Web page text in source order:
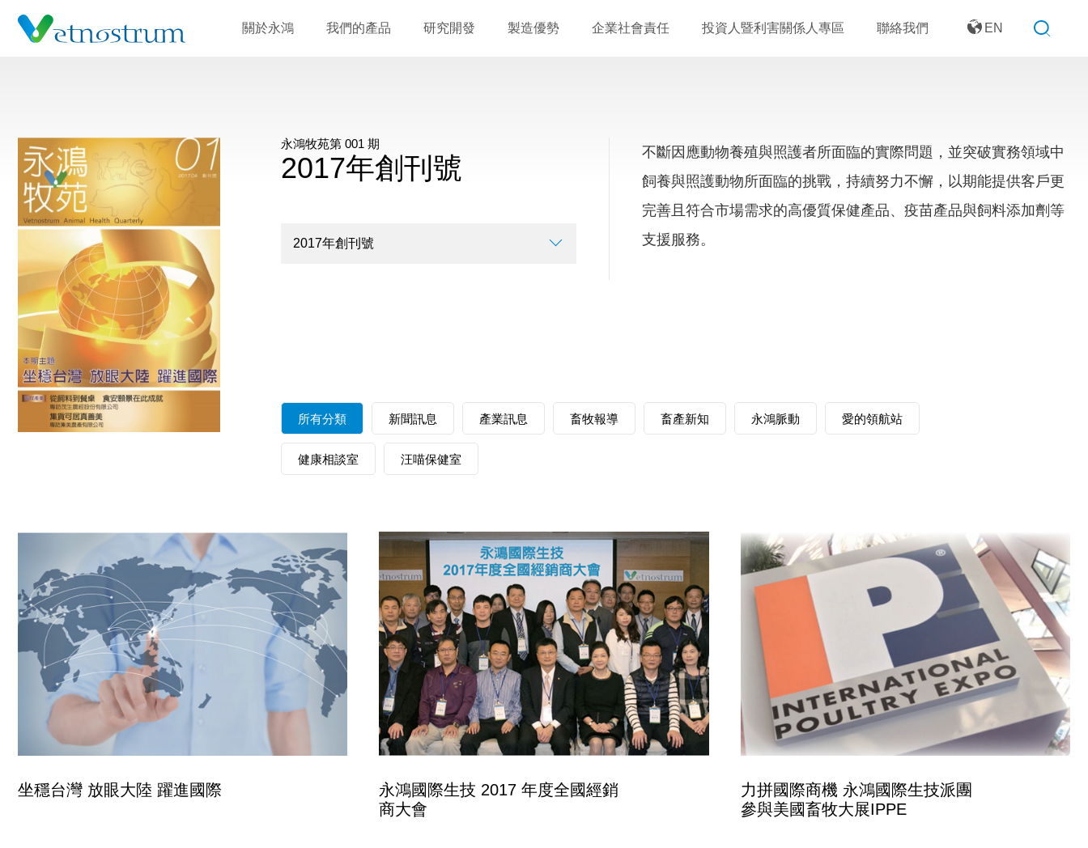
關於永鴻 我們的產品 研究開發 製造優勢 企業社會責任 投資人暨利害關係人專區 聯絡我們 EN
永鴻牧苑第 001 期
2017年創刊號
不斷因應動物養殖與照護者所面臨的實際問題，並突破實務領域中
飼養與照護動物所面臨的挑戰，持續努力不懈，以期能提供客戶更
完善且符合市場需求的高優質保健產品、疫苗產品與飼料添加劑等
支援服務。
所有分類 新聞訊息 產業訊息 畜牧報導 畜產新知 永鴻脈動 愛的領航站
健康相談室 汪喵保健室
坐穩台灣 放眼大陸 躍進國際
永鴻國際生技 2017 年度全國經銷
商大會
力拼國際商機 永鴻國際生技派團
參與美國畜牧大展IPPE